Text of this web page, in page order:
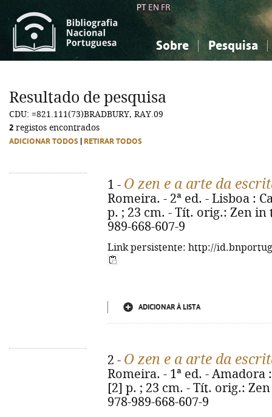
PT EN FR
Sobre Pesquisa
Ciências sociais...
Ciências sociais...
Resultado de pesquisa
CDU: =821.111(73)BRADBURY, RAY.09
2 registos encontrados
ADICIONAR TODOS RETIRAR TODOS
1 - O zen e a arte da
Romeira. - 2ª ed. - Lisboa :
p. ; 23 cm. - Tít. orig.: Zen
989-668-607-9
Link persistente: http://
ADICIONAR À LISTA
2 - O zen e a arte da
Romeira. - 1ª ed. - Amadora
[2] p. ; 23 cm. - Tít. orig.:
978-989-668-607-9